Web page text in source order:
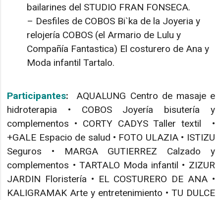
bailarines del STUDIO FRAN FONSECA.
– Desfiles de COBOS Bi`ka de la Joyeria y
relojería COBOS (el Armario de Lulu y
Compañía Fantastica) El costurero de Ana y
Moda infantil Tartalo.
Participantes: AQUALUNG Centro de masaje e
hidroterapia • COBOS Joyería bisutería y
complementos • CORTY CADYS Taller textil •
+GALE Espacio de salud • FOTO ULAZIA • ISTIZU
Seguros • MARGA GUTIERREZ Calzado y
complementos • TARTALO Moda infantil • ZIZUR
JARDIN Floristería • EL COSTURERO DE ANA •
KALIGRAMAK Arte y entretenimiento • TU DULCE